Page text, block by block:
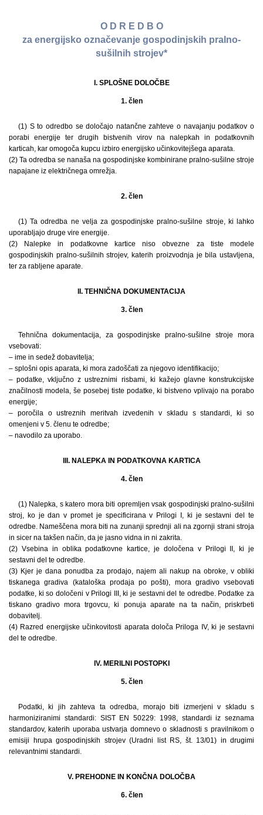
O D R E D B O
za energijsko označevanje gospodinjskih pralno-
sušilnih strojev*
I. SPLOŠNE DOLOČBE
1. člen
(1) S to odredbo se določajo natančne zahteve o navajanju podatkov o
porabi energije ter drugih bistvenih virov na nalepkah in podatkovnih
karticah, kar omogoča kupcu izbiro energijsko učinkovitejšega aparata.
(2) Ta odredba se nanaša na gospodinjske kombinirane pralno-sušilne stroje
napajane iz električnega omrežja.
2. člen
(1) Ta odredba ne velja za gospodinjske pralno-sušilne stroje, ki lahko
uporabljajo druge vire energije.
(2) Nalepke in podatkovne kartice niso obvezne za tiste modele
gospodinjskih pralno-sušilnih strojev, katerih proizvodnja je bila ustavljena,
ter za rabljene aparate.
II. TEHNIČNA DOKUMENTACIJA
3. člen
Tehnična dokumentacija, za gospodinjske pralno-sušilne stroje mora
vsebovati:
– ime in sedež dobavitelja;
– splošni opis aparata, ki mora zadoščati za njegovo identifikacijo;
– podatke, vključno z ustreznimi risbami, ki kažejo glavne konstrukcijske
značilnosti modela, še posebej tiste podatke, ki bistveno vplivajo na porabo
energije;
– poročila o ustreznih meritvah izvedenih v skladu s standardi, ki so
omenjeni v 5. členu te odredbe;
– navodilo za uporabo.
III. NALEPKA IN PODATKOVNA KARTICA
4. člen
(1) Nalepka, s katero mora biti opremljen vsak gospodinjski pralno-sušilni
stroj, ko je dan v promet je specificirana v Prilogi I, ki je sestavni del te
odredbe. Nameščena mora biti na zunanji sprednji ali na zgornji strani stroja
in sicer na takšen način, da je jasno vidna in ni zakrita.
(2) Vsebina in oblika podatkovne kartice, je določena v Prilogi II, ki je
sestavni del te odredbe.
(3) Kjer je dana ponudba za prodajo, najem ali nakup na obroke, v obliki
tiskanega gradiva (kataloška prodaja po pošti), mora gradivo vsebovati
podatke, ki so določeni v Prilogi III, ki je sestavni del te odredbe. Podatke za
tiskano gradivo mora trgovcu, ki ponuja aparate na ta način, priskrbeti
dobavitelj.
(4) Razred energijske učinkovitosti aparata določa Priloga IV, ki je sestavni
del te odredbe.
IV. MERILNI POSTOPKI
5. člen
Podatki, ki jih zahteva ta odredba, morajo biti izmerjeni v skladu s
harmoniziranimi standardi: SIST EN 50229: 1998, standardi iz seznama
standardov, katerih uporaba ustvarja domnevo o skladnosti s pravilnikom o
emisiji hrupa gospodinjskih strojev (Uradni list RS, št. 13/01) in drugimi
relevantnimi standardi.
V. PREHODNE IN KONČNA DOLOČBA
6. člen